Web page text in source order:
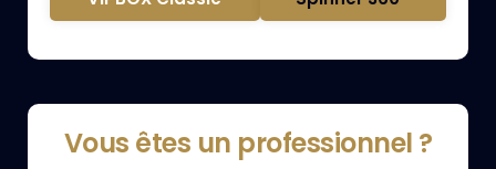
Vous êtes un professionnel ?